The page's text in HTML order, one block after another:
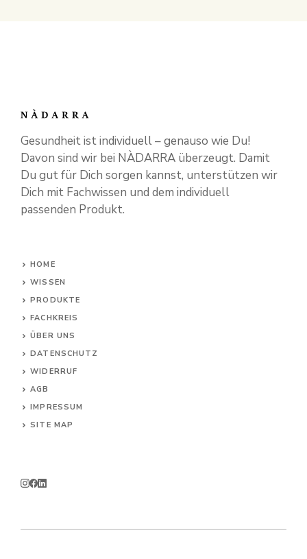
Gesundheit ist individuell – genauso wie Du!
Davon sind wir bei NÀDARRA überzeugt. Damit
Du gut für Dich sorgen kannst, unterstützen wir
Dich mit Fachwissen und dem individuell
passenden Produkt.
HOME
WISSEN
PRODUKTE
FACHKREIS
ÜBER UNS
DATENSCHUTZ
WIDERRUF
AGB
IMPRESSUM
SITE MAP